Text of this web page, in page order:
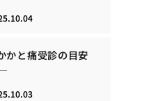
かと痛受診の目安